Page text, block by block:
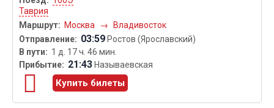
Таврия
Москва
→ Владивосток
03:59 Ростов (Ярославский)
1 д. 17 ч. 46 мин.
21:43 Называевская
Купить билеты